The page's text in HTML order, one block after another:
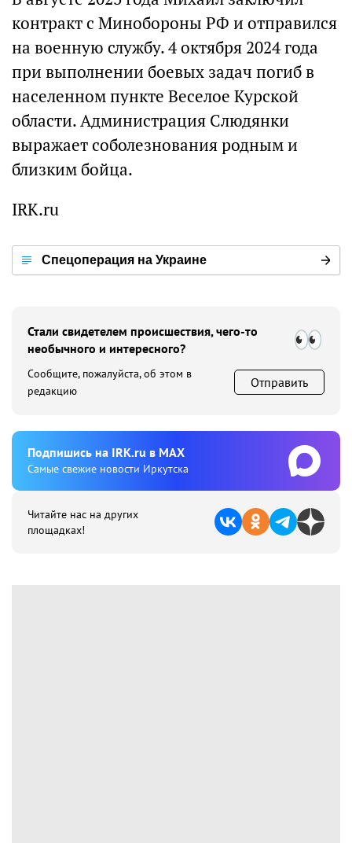
контракт с Минобороны РФ и отправился
на военную службу. 4 октября 2024 года
при выполнении боевых задач погиб в
населенном пункте Веселое Курской
области. Администрация Слюдянки
выражает соболезнования родным и
близким бойца.
IRK.ru
Спецоперация на Украине
Стали свидетелем происшествия, чего-то
необычного и интересного?
Сообщите, пожалуйста, об этом в
редакцию
Отправить
Подпишиcь на IRK.ru в MAX
Cамые свежие новости Иркутска
Читайте нас на других
площадках!